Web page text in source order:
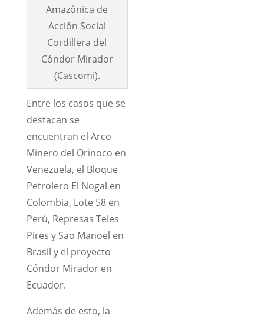
Amazónica de
Acción Social
Cordillera del
Cóndor Mirador
(Cascomi).
Entre los casos que se
destacan se
encuentran el Arco
Minero del Orinoco en
Venezuela, el Bloque
Petrolero El Nogal en
Colombia, Lote 58 en
Perú, Represas Teles
Pires y Sao Manoel en
Brasil y el proyecto
Cóndor Mirador en
Ecuador.
Además de esto, la